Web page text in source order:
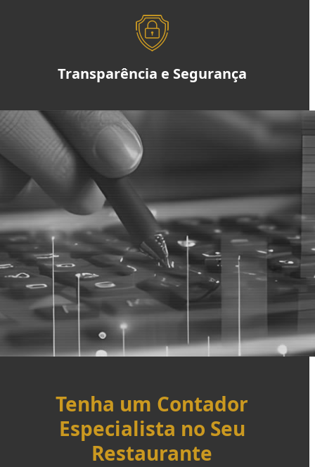
Transparência e Segurança
Tenha um Contador
Especialista no Seu
Restaurante